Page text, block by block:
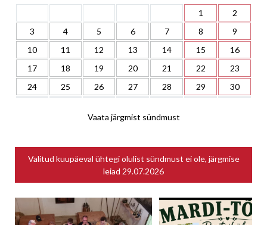
1
2
3
4 5 6 7 8
9
10
11 12 13 14 15
16
17
18 19 20 21 22
23
24
25 26 27 28 29 30
Vaata järgmist sündmust
Valitud kuupäeval ühtegi olulist sündmust ei ole, järgmise
leiad 29.07.2026